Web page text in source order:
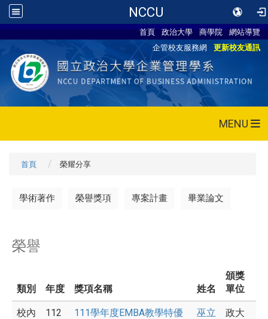
NCCU
首頁 政治大學 商學院
網站導覽
企管校友服務網
更新校友通訊
MENU
首頁 榮耀分享
學術著作 榮譽獎項 專案計畫 畢業論文
榮譽
類別 年度 獎項名稱 姓名
頒獎
單位
校內 112
111學年度EMBA教學特優
巫立
政大